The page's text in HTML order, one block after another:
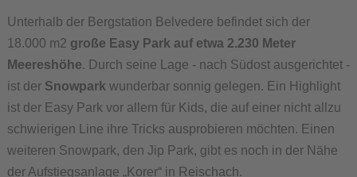
Unterhalb der Bergstation Belvedere befindet sich der
18.000 m2 große Easy Park auf etwa 2.230 Meter
Meereshöhe. Durch seine Lage - nach Südost ausgerichtet -
ist der Snowpark wunderbar sonnig gelegen. Ein Highlight
ist der Easy Park vor allem für Kids, die auf einer nicht allzu
schwierigen Line ihre Tricks ausprobieren möchten. Einen
weiteren Snowpark, den Jip Park, gibt es noch in der Nähe
der Aufstiegsanlage „Korer“ in Reischach.